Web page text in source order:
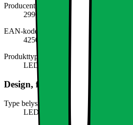
Producentens varenummer
299008808
EAN-kode
4250912422773
Produkttype
LED-lys
Design, form og placering
Type belysning
LED